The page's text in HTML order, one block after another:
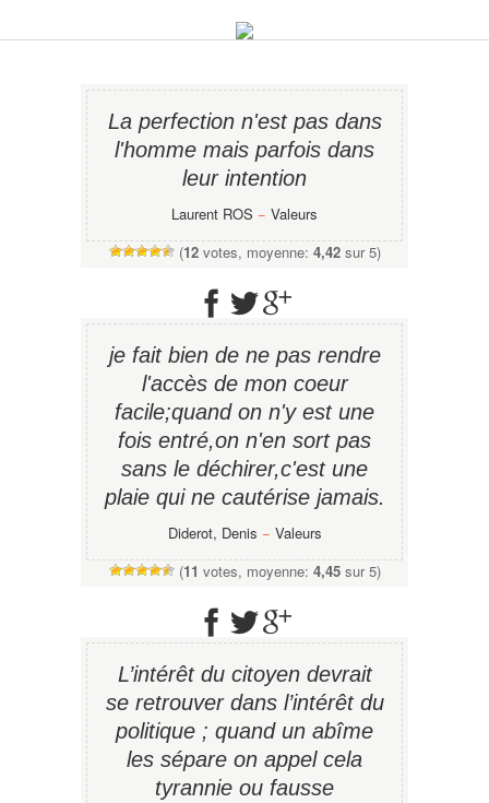
La perfection n'est pas dans
l'homme mais parfois dans
leur intention
Laurent ROS − Valeurs
(12votes, moyenne: 4,42sur 5)
je fait bien de ne pas rendre
l'accès de mon coeur
facile;quand on n'y est une
fois entré,on n'en sort pas
sans le déchirer,c'est une
plaie qui ne cautérise jamais.
Diderot, Denis − Valeurs
(11 votes, moyenne: 4,45sur 5)
L’intérêt du citoyen devrait
se retrouver dans l’intérêt du
politique ; quand un abîme
les sépare on appel cela
tyrannie ou fausse